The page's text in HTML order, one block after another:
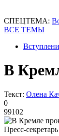
СПЕЦТЕМА:
ВСЕ ТЕМЫ
В
Текст: Олена
0
99102
Пресс-